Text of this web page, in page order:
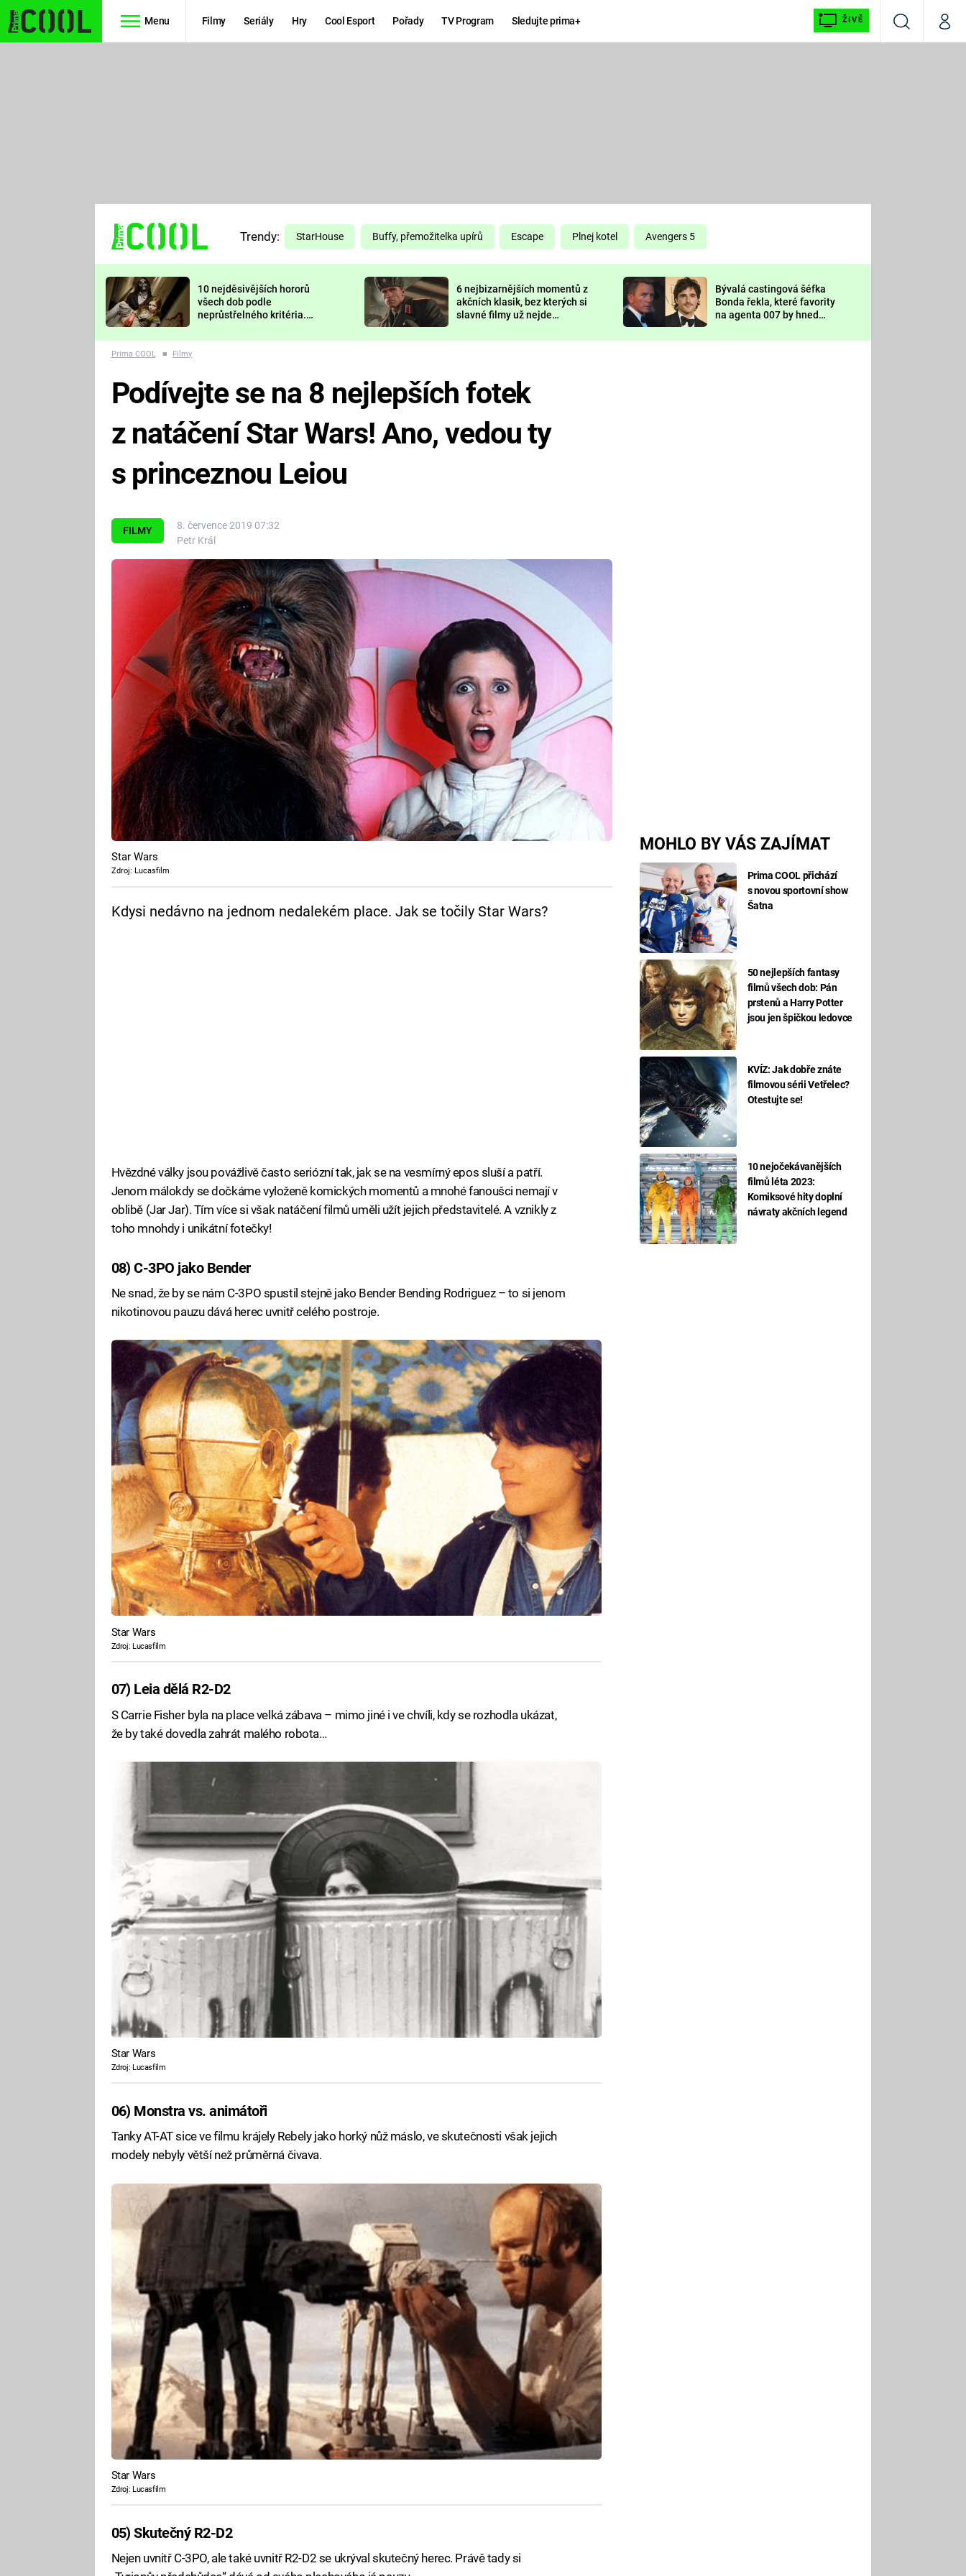
Menu Filmy Seriály Hry Cool Esport Pořady TV Program Sledujte prima+ ŽIVĚ
VyhledáváníMůj
TŘESKU
FUTURAMA
PREDÁTOR
DELIVERANCE
KOMEDIE
CHUCK
NORRIS
DEADPOOL
Prima LAJK
Sledujte nás
Trendy: StarHouse Buffy, přemožitelka upírů Escape Plnej kotel Avengers 5
10 nejděsivějších hororů
všech dob podle
neprůstřelného kritéria.
nejvíc zvednou tep?
6 nejbizarnějších momentů z
akčních klasik, bez kterých si
slavné filmy už nejde
Bývalá castingová šéfka
Bonda řekla, které favority
na agenta 007 by hned
Prima COOL ■ Filmy
FILMY
8. července 2019 07:32
Petr Král
MOHLO BY VÁS ZAJÍMAT
Prima COOL přichází
s novou sportovní show
Šatna
50 nejlepších fantasy
filmů všech dob: Pán
prstenů a Harry Potter
jsou jen špičkou ledovce
KVÍZ: Jak dobře znáte
filmovou sérii Vetřelec?
Otestujte se!
10 nejočekávanějších
filmů léta 2023:
Komiksové hity doplní
návraty akčních legend
Podívejte se na 8 nejlepších fotek
z natáčení Star Wars! Ano, vedou ty
s princeznou Leiou
Star Wars
Zdroj: Lucasfilm
Kdysi nedávno na jednom nedalekém place. Jak se točily Star Wars?
Hvězdné války jsou povážlivě často seriózní tak, jak se na vesmírný epos sluší a patří.
Jenom málokdy se dočkáme vyloženě komických momentů a mnohé fanoušci nemají v
oblibě (Jar Jar). Tím více si však natáčení filmů uměli užít jejich představitelé. A vznikly z
toho mnohdy i unikátní fotečky!
08) C-3PO jako Bender
Ne snad, že by se nám C-3PO spustil stejně jako Bender Bending Rodriguez – to si jenom
nikotinovou pauzu dává herec uvnitř celého postroje.
Star Wars
Zdroj: Lucasfilm
07) Leia dělá R2-D2
S Carrie Fisher byla na place velká zábava – mimo jiné i ve chvíli, kdy se rozhodla ukázat,
že by také dovedla zahrát malého robota…
Star Wars
Zdroj: Lucasfilm
06) Monstra vs. animátoři
Tanky AT-AT sice ve filmu krájely Rebely jako horký nůž máslo, ve skutečnosti však jejich
modely nebyly větší než průměrná čivava.
Star Wars
Zdroj: Lucasfilm
05) Skutečný R2-D2
Nejen uvnitř C-3PO, ale také uvnitř R2-D2 se ukrýval skutečný herec. Právě tady si